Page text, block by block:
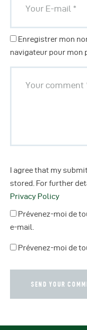
Enregistrer mon
navigateur pour mon
I agree that my
stored. For further
Privacy Policy
Prévenez-moi de
e-mail.
Prévenez-moi de